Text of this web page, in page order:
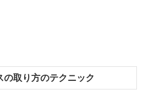
取り方のテクニック